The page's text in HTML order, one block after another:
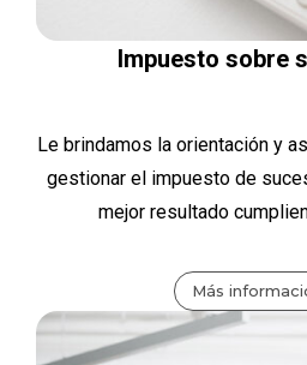
Impuesto sobre
Le brindamos la orientación y
gestionar el impuesto de
mejor resultado
Más